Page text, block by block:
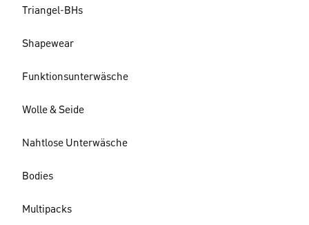
Triangel-BHs
Shapewear
Funktionsunterwäsche
Wolle & Seide
Nahtlose Unterwäsche
Bodies
Multipacks